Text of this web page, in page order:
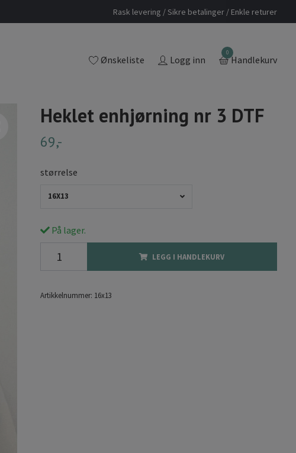
Rask levering / Sikre betalinger / Enkle returer
Ønskeliste Logg inn
0
Handlekurv
Heklet enhjørning nr 3 DTF
69,-
størrelse
16X13
På lager.
LEGG I HANDLEKURV
Artikkelnummer: 16x13